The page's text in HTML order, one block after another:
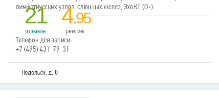
лимфатических узлов, слюнных желез, ЭхоКГ (О+).
21
отзывов
4.95
рейтинг
Телефон для записи:
+7 (495) 431-79-31
Подольск, д. 8